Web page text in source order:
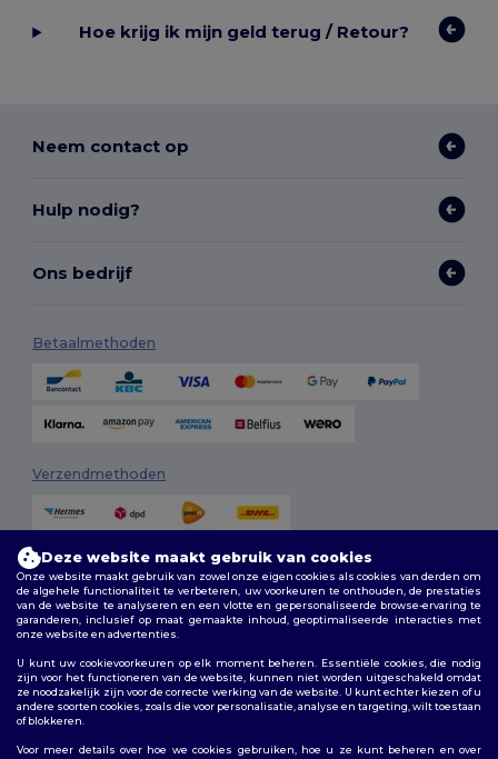
Hoe krijg ik mijn geld terug / Retour?
Neem contact op
Hulp nodig?
Ons bedrijf
Betaalmethoden
Verzendmethoden
Algemene voorwaarden |Aanpassingsbeleid |Privacybeleid |
Volg ons
Deze website maakt gebruik van cookies
Onze website maakt gebruik van zowel onze eigen cookies als cookies van derden om
de algehele functionaliteit te verbeteren, uw voorkeuren te onthouden, de prestaties
van de website te analyseren en een vlotte en gepersonaliseerde browse-ervaring te
garanderen, inclusief op maat gemaakte inhoud, geoptimaliseerde interacties met
onze website en advertenties.
U kunt uw cookievoorkeuren op elk moment beheren. Essentiële cookies, die nodig
zijn voor het functioneren van de website, kunnen niet worden uitgeschakeld omdat
ze noodzakelijk zijn voor de correcte werking van de website. U kunt echter kiezen of u
andere soorten cookies, zoals die voor personalisatie, analyse en targeting, wilt toestaan
of blokkeren.
Voor meer details over hoe we cookies gebruiken, hoe u ze kunt beheren en over